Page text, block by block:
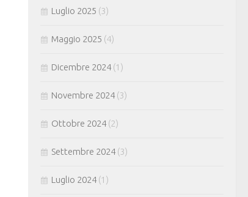
Luglio 2025 (3)
Maggio 2025 (4)
Dicembre 2024 (1)
Novembre 2024 (3)
Ottobre 2024 (2)
Settembre 2024 (3)
Luglio 2024 (1)